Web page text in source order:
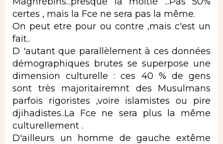
certes , mais la Fce ne sera pas la même.
On peut etre pour ou contre ,mais c'est un
fait..
D 'autant que parallèlement à ces données
démographiques brutes se superpose une
dimension culturelle : ces 40 % de gens
sont très majoritairemnt des Musulmans
parfois rigoristes ,voire islamistes ou pire
djihadistes..La Fce ne sera plus la même
culturellement .
D'ailleurs un homme de gauche extême